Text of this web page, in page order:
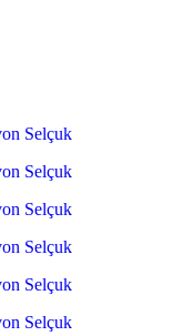
Selçuk
Selçuk
Selçuk
Selçuk
Selçuk
Selçuk